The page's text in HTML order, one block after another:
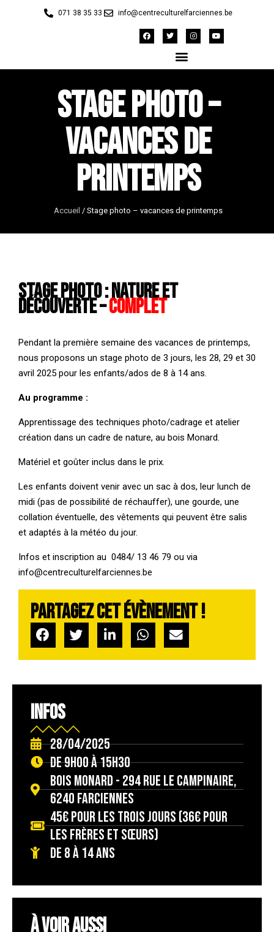
071 38 35 33 info@centreculturelfarciennes.be
Stage photo –
vacances de
printemps
Accueil /Stage photo – vacances de printemps
Stage photo : nature et
découverte –COMPLET
Pendant la première semaine des vacances de printemps,
nous proposons un stage photo de 3 jours, les 28, 29 et 30
avril 2025 pour les enfants/ados de 8 à 14 ans.
Au programme :
Apprentissage des techniques photo/cadrage et atelier
création dans un cadre de nature, au bois Monard.
Matériel et goûter inclus dans le prix.
Les enfants doivent venir avec un sac à dos, leur lunch de
midi (pas de possibilité de réchauffer), une gourde, une
collation éventuelle, des vêtements qui peuvent être salis
et adaptés à la météo du jour.
Infos et inscription au 0484/ 13 46 79 ou via
info@centreculturelfarciennes.be
Partagez cet évènement !
INFOS
28/04/2025
De 9h00 à 15h30
Bois Monard - 294 Rue Le Campinaire,
6240 Farciennes
45€ pour les trois jours (36€ pour
les frères et sœurs)
De 8 à 14 ans
À VOIR AUSSI